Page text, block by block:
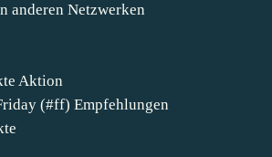
anderen Netzwerken
Aktion
(#ff) Empfehlungen